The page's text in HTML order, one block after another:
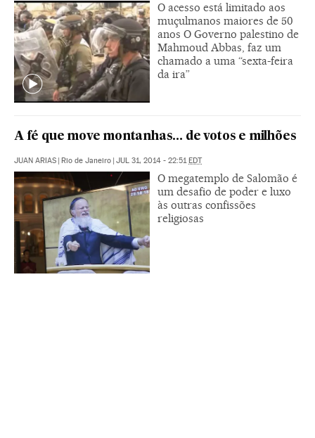
O acesso está limitado aos
muçulmanos maiores de 50
anos O Governo palestino de
Mahmoud Abbas, faz um
chamado a uma “sexta-feira
da ira”
A fé que move montanhas… de votos e milhões
JUAN ARIAS Rio de Janeiro JUL 31, 2014 - 22:51 EDT
O megatemplo de Salomão é
um desafio de poder e luxo
às outras confissões
religiosas